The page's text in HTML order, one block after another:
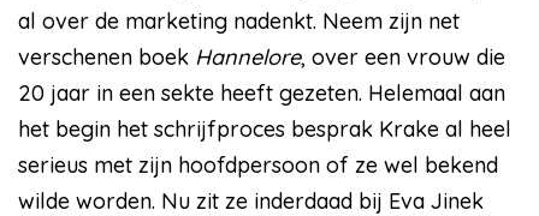
al over de marketing nadenkt. Neem zijn net
verschenen boek Hannelore, over een vrouw die
20 jaar in een sekte heeft gezeten. Helemaal aan
het begin het schrijfproces besprak Krake al heel
serieus met zijn hoofdpersoon of ze wel bekend
wilde worden. Nu zit ze inderdaad bij Eva Jinek